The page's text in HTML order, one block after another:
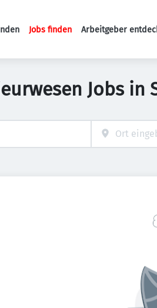
Haupt-
Jobs finden Arbeitgeber
Jobs in